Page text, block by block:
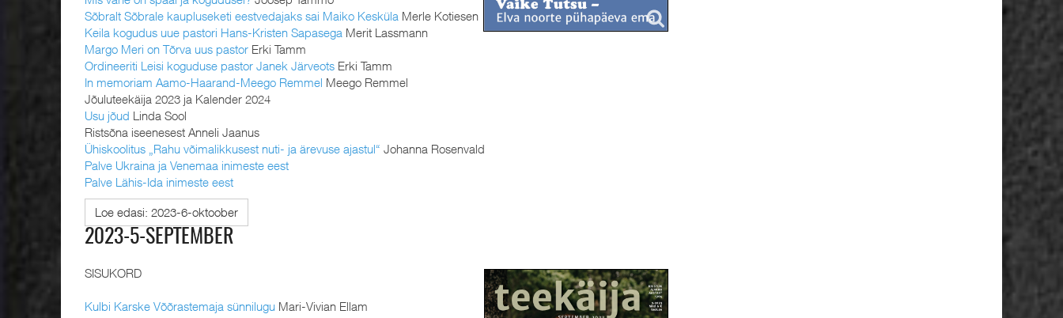
Sõbralt Sõbrale kaupluseketi eestvedajaks sai Maiko Kesküla Merle Kotiesen
Keila kogudus uue pastori Hans-Kristen Sapasega Merit Lassmann
Margo Meri on Tõrva uus pastor Erki Tamm
Ordineeriti Leisi koguduse pastor Janek Järveots Erki Tamm
In memoriam Aamo-Haarand-Meego Remmel Meego Remmel
Jõuluteekäija 2023 ja Kalender 2024
Usu jõud Linda Sool
Ristsõna iseenesest Anneli Jaanus
Ühiskoolitus „Rahu võimalikkusest nuti- ja ärevuse ajastul“ Johanna Rosenvald
Palve Ukraina ja Venemaa inimeste eest
Palve Lähis-Ida inimeste eest
Loe edasi: 2023-6-oktoober
2023-5-SEPTEMBER
SISUKORD
Kulbi Karske Võõrastemaja sünnilugu Mari-Vivian Ellam